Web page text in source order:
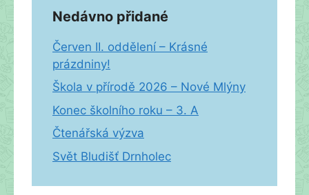
Nedávno přidané
Červen II. oddělení – Krásné
prázdniny!
Škola v přírodě 2026 – Nové Mlýny
Konec školního roku – 3. A
Čtenářská výzva
Svět Bludišť Drnholec